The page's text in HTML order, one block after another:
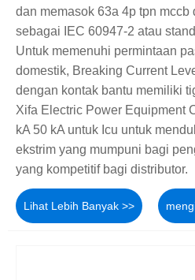
dan memasok 63a 4p tpn mccb
sebagai IEC 60947-2 atau
Untuk memenuhi permintaan
domestik, Breaking Current
dengan kontak bantu memiliki
Xifa Electric Power Equipment
kA 50 kA untuk Icu untuk
ekstrim yang mumpuni bagi
yang kompetitif bagi distributor.
Lihat Lebih Banyak >>